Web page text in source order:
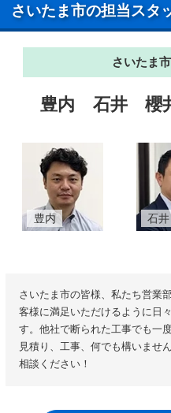
さいたま市の担当スタ
さいたま
豊内 石井 櫻
豊内 石井
さいたま市の皆様、私たち営業
客様に満足いただけるように日
す。他社で断られた工事でも一
見積り、工事、何でも構いませ
相談ください！